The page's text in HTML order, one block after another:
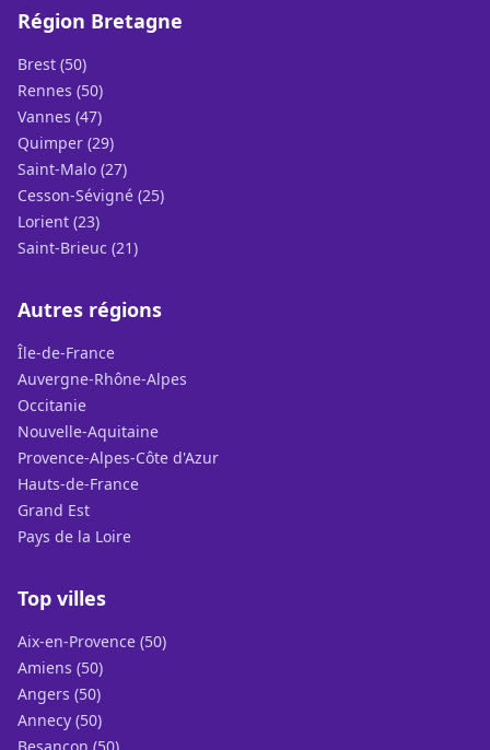
Région Bretagne
Brest (50)
Rennes (50)
Vannes (47)
Quimper (29)
Saint-Malo (27)
Cesson-Sévigné (25)
Lorient (23)
Saint-Brieuc (21)
Autres régions
Île-de-France
Auvergne-Rhône-Alpes
Occitanie
Nouvelle-Aquitaine
Provence-Alpes-Côte d'Azur
Hauts-de-France
Grand Est
Pays de la Loire
Top villes
Aix-en-Provence (50)
Amiens (50)
Angers (50)
Annecy (50)